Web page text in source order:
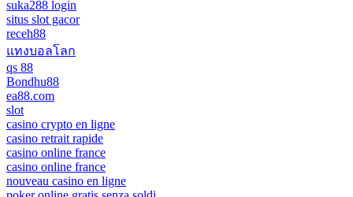
suka288 login
situs slot gacor
receh88
แทงบอลโลก
qs 88
Bondhu88
ea88.com
slot
casino crypto en ligne
casino retrait rapide
casino online france
casino online france
nouveau casino en ligne